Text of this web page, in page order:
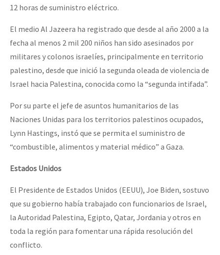
12 horas de suministro eléctrico.
El medio Al Jazeera ha registrado que desde al año 2000 a la
fecha al menos 2 mil 200 niños han sido asesinados por
militares y colonos israelíes, principalmente en territorio
palestino, desde que inició la segunda oleada de violencia de
Israel hacia Palestina, conocida como la “segunda intifada”.
Por su parte el jefe de asuntos humanitarios de las
Naciones Unidas para los territorios palestinos ocupados,
Lynn Hastings, instó que se permita el suministro de
“combustible, alimentos y material médico” a Gaza.
Estados Unidos
El Presidente de Estados Unidos (EEUU), Joe Biden, sostuvo
que su gobierno había trabajado con funcionarios de Israel,
la Autoridad Palestina, Egipto, Qatar, Jordania y otros en
toda la región para fomentar una rápida resolución del
conflicto.